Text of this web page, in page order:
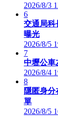
2026/8/3
6
交通局科
曝光
2026/8/5
7
中壢公車
2026/8/4
8
隱匿身分
單
2026/8/5